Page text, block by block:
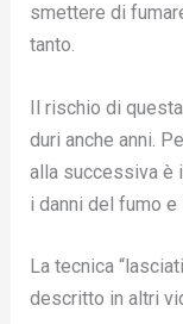
smettere di
tanto.
Il rischio di
duri anche anni.
alla successiva è
i danni del fumo
La tecnica
descritto in altri